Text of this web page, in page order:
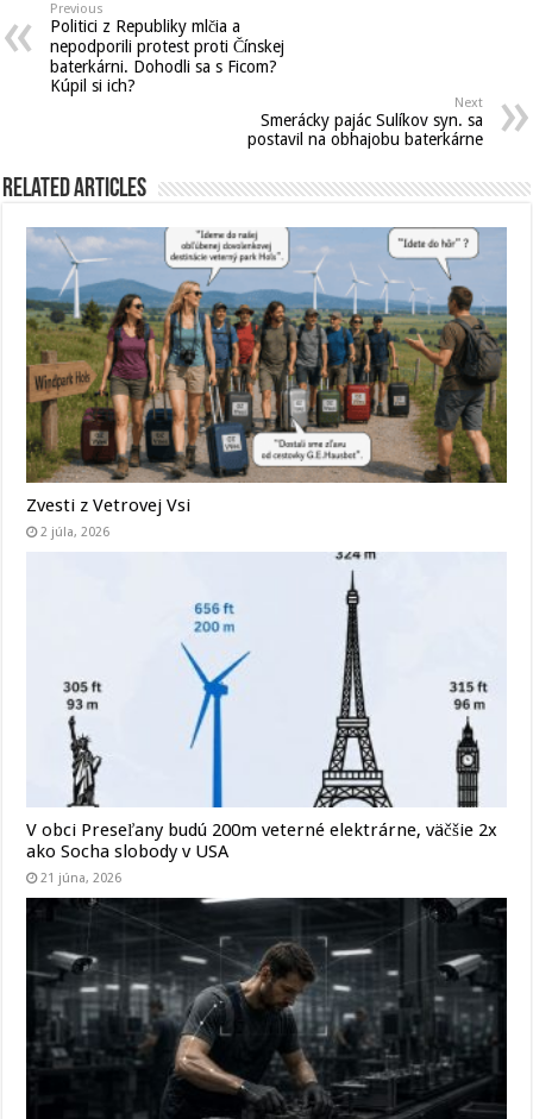
Previous
Politici z Republiky mlčia a
nepodporili protest proti Čínskej
baterkárni. Dohodli sa s Ficom?
Kúpil si ich?
Next
Smerácky pajác Sulíkov syn. sa
postavil na obhajobu baterkárne
Related Articles
Zvesti z Vetrovej Vsi
2 júla, 2026
V obci Preseľany budú 200m veterné elektrárne, väčšie 2x
ako Socha slobody v USA
21 júna, 2026